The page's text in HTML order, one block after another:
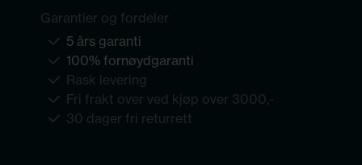
Garantier og fordeler
5 års garanti
100% fornøydgaranti
Rask levering
Fri frakt over ved kjøp over 3000,-
30 dager fri returrett